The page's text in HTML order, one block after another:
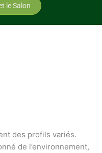
le Salon
des profils variés.
de l’environnement,